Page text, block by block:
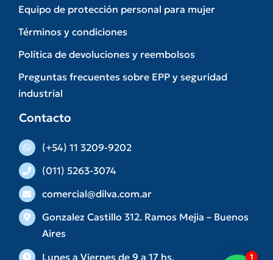
Equipo de protección personal para mujer
Términos y condiciones
Política de devoluciones y reembolsos
Preguntas frecuentes sobre EPP y seguridad
industrial
Contacto
(+54) 11 3209-9202
(011) 5263-3074
comercial@dilva.com.ar
Gonzalez Castillo 312. Ramos Mejia – Buenos
Aires
Lunes a Viernes de 9 a 17 hs.